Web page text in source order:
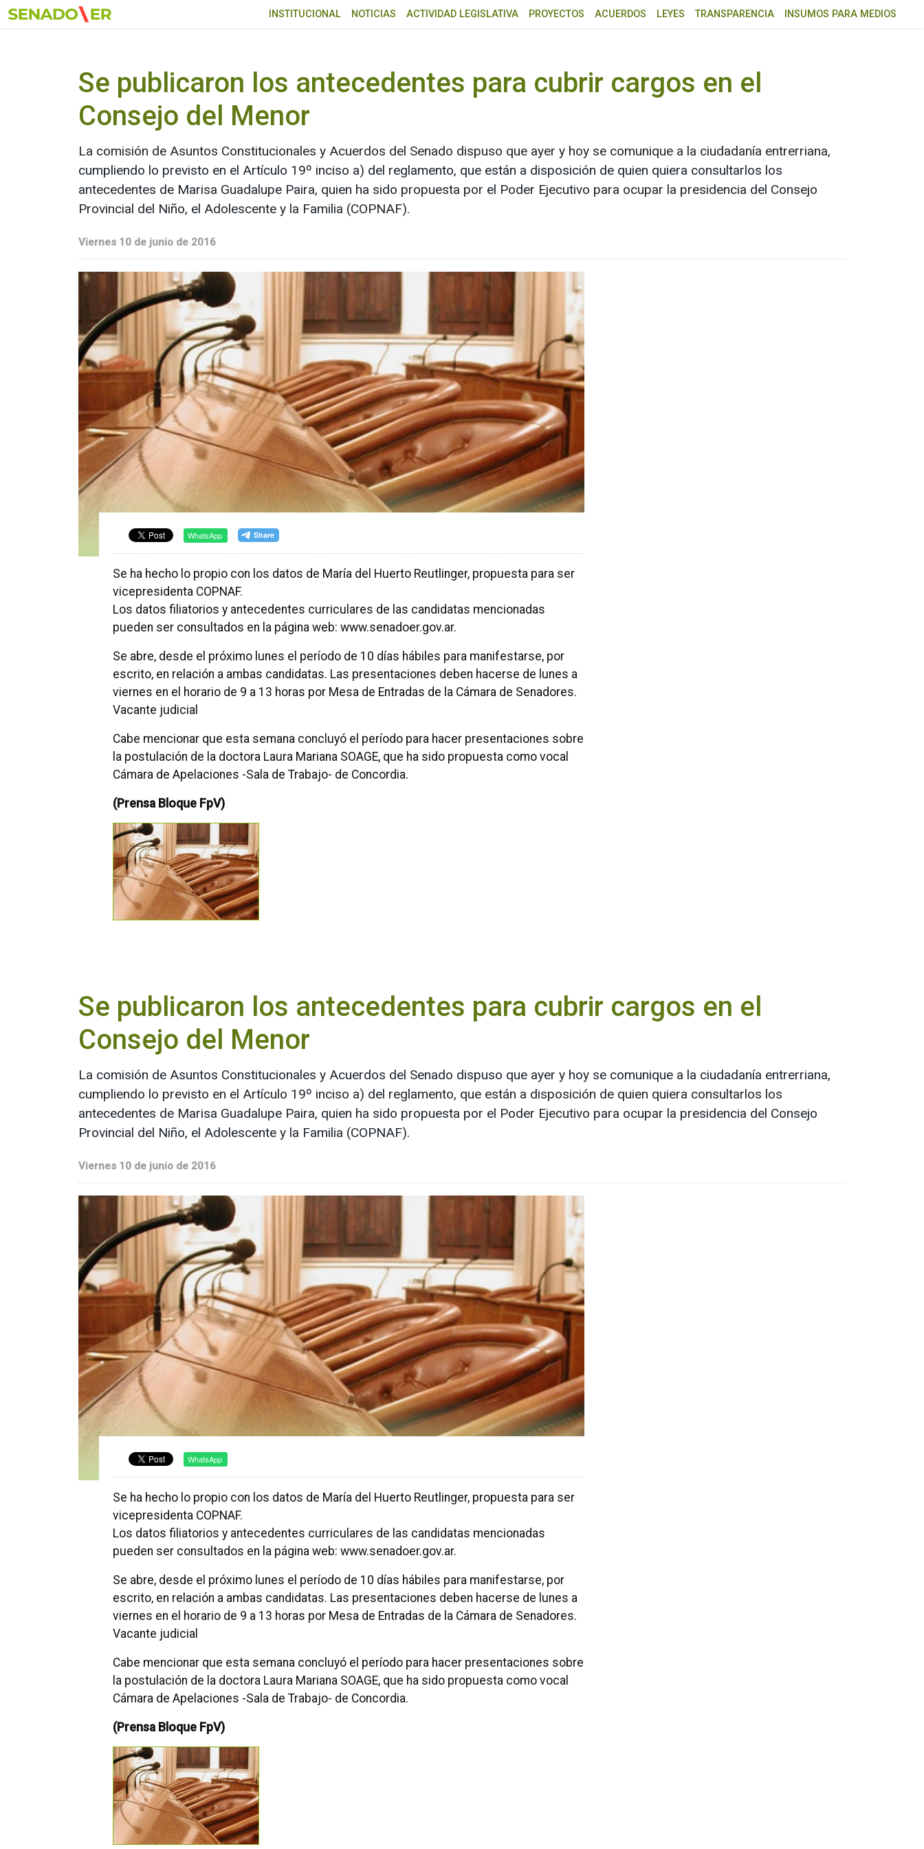
Ir al menú principal
INSTITUCIONAL NOTICIAS ACTIVIDAD LEGISLATIVA PROYECTOS ACUERDOS LEYES TRANSPARENCIA INSUMOS PARA MEDIOS
Se publicaron los antecedentes para cubrir cargos en el
Consejo del Menor
La comisión de Asuntos Constitucionales y Acuerdos del Senado dispuso que ayer y hoy se comunique a la ciudadanía entrerriana,
cumpliendo lo previsto en el Artículo 19º inciso a) del reglamento, que están a disposición de quien quiera consultarlos los
antecedentes de Marisa Guadalupe Paira, quien ha sido propuesta por el Poder Ejecutivo para ocupar la presidencia del Consejo
Provincial del Niño, el Adolescente y la Familia (COPNAF).
Viernes 10 de junio de 2016
WhatsApp
Se ha hecho lo propio con los datos de María del Huerto Reutlinger, propuesta para ser
vicepresidenta COPNAF.
Los datos filiatorios y antecedentes curriculares de las candidatas mencionadas
pueden ser consultados en la página web: www.senadoer.gov.ar.
Se abre, desde el próximo lunes el período de 10 días hábiles para manifestarse, por
escrito, en relación a ambas candidatas. Las presentaciones deben hacerse de lunes a
viernes en el horario de 9 a 13 horas por Mesa de Entradas de la Cámara de Senadores.
Vacante judicial
Cabe mencionar que esta semana concluyó el período para hacer presentaciones sobre
la postulación de la doctora Laura Mariana SOAGE, que ha sido propuesta como vocal
Cámara de Apelaciones -Sala de Trabajo- de Concordia.
(Prensa Bloque FpV)
Se publicaron los antecedentes para cubrir cargos en el
Consejo del Menor
La comisión de Asuntos Constitucionales y Acuerdos del Senado dispuso que ayer y hoy se comunique a la ciudadanía entrerriana,
cumpliendo lo previsto en el Artículo 19º inciso a) del reglamento, que están a disposición de quien quiera consultarlos los
antecedentes de Marisa Guadalupe Paira, quien ha sido propuesta por el Poder Ejecutivo para ocupar la presidencia del Consejo
Provincial del Niño, el Adolescente y la Familia (COPNAF).
Viernes 10 de junio de 2016
WhatsApp
Se ha hecho lo propio con los datos de María del Huerto Reutlinger, propuesta para ser
vicepresidenta COPNAF.
Los datos filiatorios y antecedentes curriculares de las candidatas mencionadas
pueden ser consultados en la página web: www.senadoer.gov.ar.
Se abre, desde el próximo lunes el período de 10 días hábiles para manifestarse, por
escrito, en relación a ambas candidatas. Las presentaciones deben hacerse de lunes a
viernes en el horario de 9 a 13 horas por Mesa de Entradas de la Cámara de Senadores.
Vacante judicial
Cabe mencionar que esta semana concluyó el período para hacer presentaciones sobre
la postulación de la doctora Laura Mariana SOAGE, que ha sido propuesta como vocal
Cámara de Apelaciones -Sala de Trabajo- de Concordia.
(Prensa Bloque FpV)